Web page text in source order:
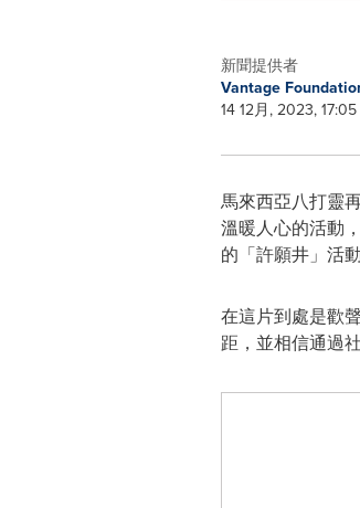
新聞提供者
Vantage
14 12月, 2023, 17:05
馬來西亞八打靈
溫暖人心的活動
的「許願井」活
在這片到處是歡
距，並相信通過